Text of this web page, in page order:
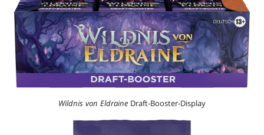
Wildnis von Eldraine Draft-Booster-Display